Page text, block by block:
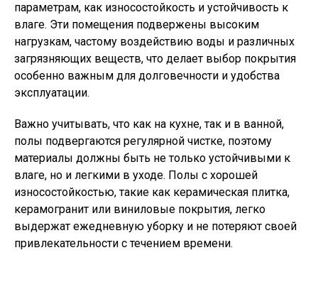
параметрам, как износостойкость и устойчивость к
влаге. Эти помещения подвержены высоким
нагрузкам, частому воздействию воды и различных
загрязняющих веществ, что делает выбор покрытия
особенно важным для долговечности и удобства
эксплуатации.
Важно учитывать, что как на кухне, так и в ванной,
полы подвергаются регулярной чистке, поэтому
материалы должны быть не только устойчивыми к
влаге, но и легкими в уходе. Полы с хорошей
износостойкостью, такие как керамическая плитка,
керамогранит или виниловые покрытия, легко
выдержат ежедневную уборку и не потеряют своей
привлекательности с течением времени.